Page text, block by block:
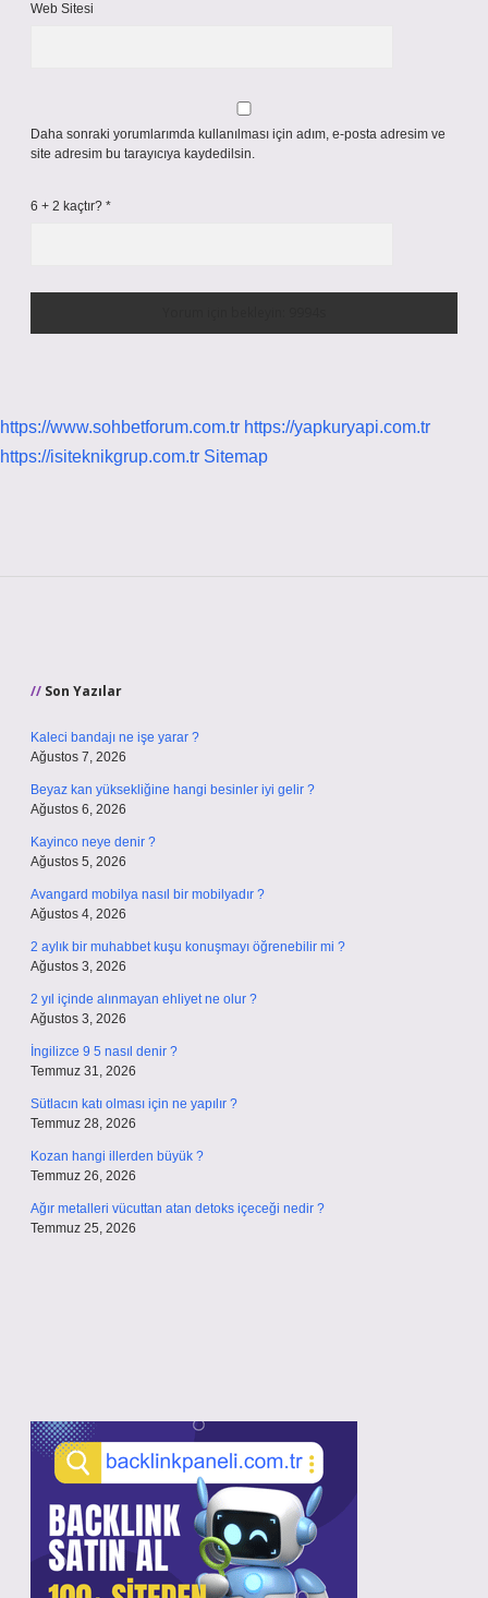
Web Sitesi
Daha sonraki yorumlarımda kullanılması için adım, e-posta adresim ve
site adresim bu tarayıcıya kaydedilsin.
6 + 2 kaçtır? *
https://www.sohbetforum.com.tr https://yapkuryapi.com.tr
https://isiteknikgrup.com.tr Sitemap
Son Yazılar
Kaleci bandajı ne işe yarar ?
Ağustos 7, 2026
Beyaz kan yüksekliğine hangi besinler iyi gelir ?
Ağustos 6, 2026
Kayinco neye denir ?
Ağustos 5, 2026
Avangard mobilya nasıl bir mobilyadır ?
Ağustos 4, 2026
2 aylık bir muhabbet kuşu konuşmayı öğrenebilir mi ?
Ağustos 3, 2026
2 yıl içinde alınmayan ehliyet ne olur ?
Ağustos 3, 2026
İngilizce 9 5 nasıl denir ?
Temmuz 31, 2026
Sütlacın katı olması için ne yapılır ?
Temmuz 28, 2026
Kozan hangi illerden büyük ?
Temmuz 26, 2026
Ağır metalleri vücuttan atan detoks içeceği nedir ?
Temmuz 25, 2026